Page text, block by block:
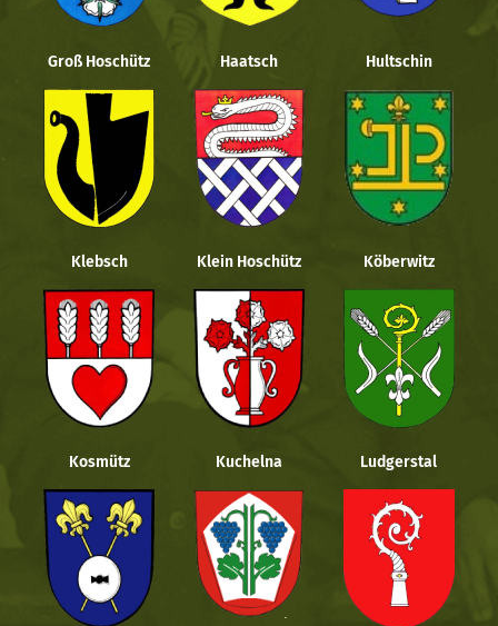
Groß Hoschütz Haatsch Hultschin
Klebsch Klein Hoschütz Köberwitz
Kosmütz Kuchelna Ludgerstal